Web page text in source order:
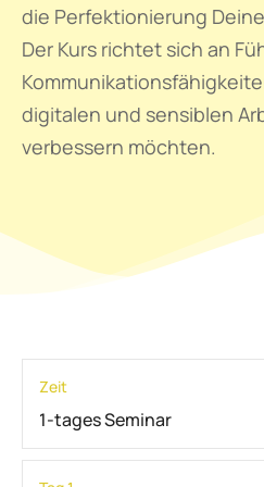
die Perfektionierung
Der Kurs richtet sich an
digitalen und sensiblen
verbessern möchten.
Zeit
1-tages Seminar